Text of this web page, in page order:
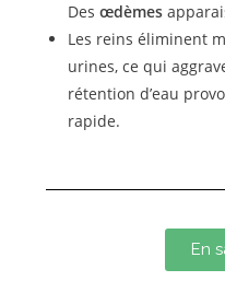
Desœdèmes
Les reins éliminent
urines, ce qui
rétention d’eau
rapide.
En